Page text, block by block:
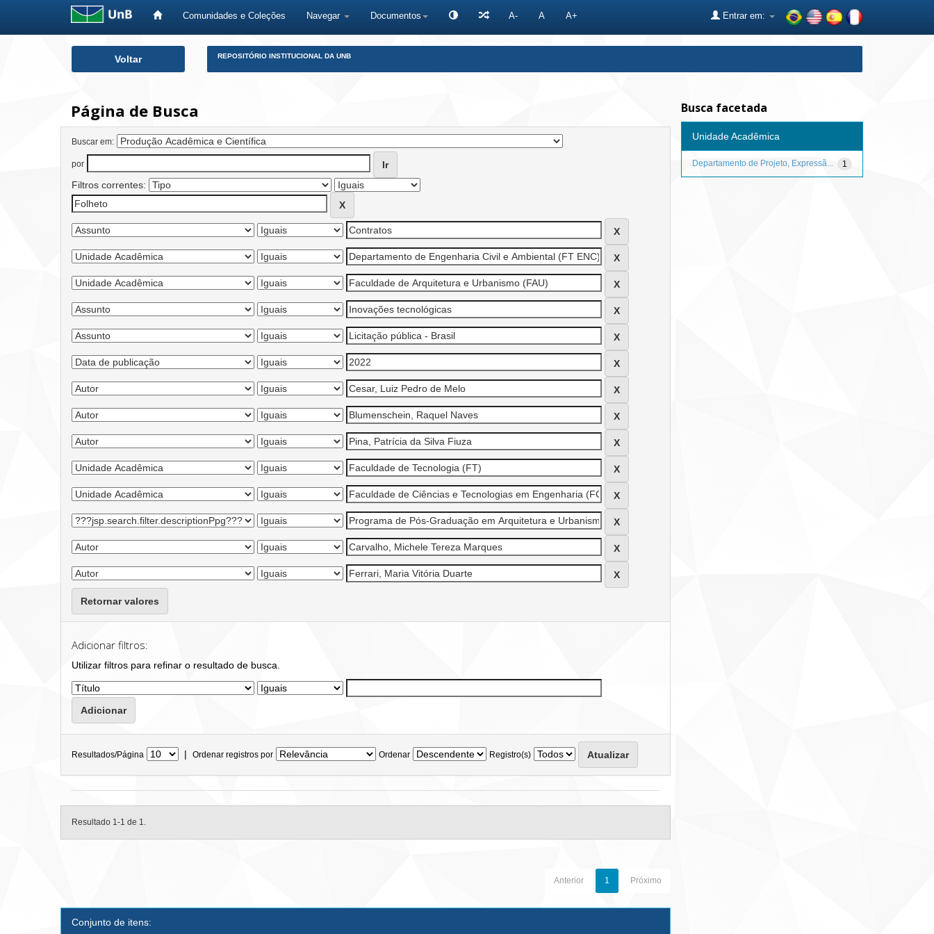
Comunidades e Coleções Navegar Documentos A- A A+ Entrar em:
Voltar REPOSITÓRIO INSTITUCIONAL DA UNB
Página de Busca
Buscar em:
por
Filtros correntes:
Retornar valores
Adicionar filtros:
Utilizar filtros para refinar o resultado de busca.
Resultados/Página | Ordenar registros por Ordenar Registro(s)
Resultado 1-1 de 1.
Anterior 1 Próximo
Conjunto de itens:
Busca facetada
Unidade Acadêmica
1
Departamento de Projeto, Expressã...